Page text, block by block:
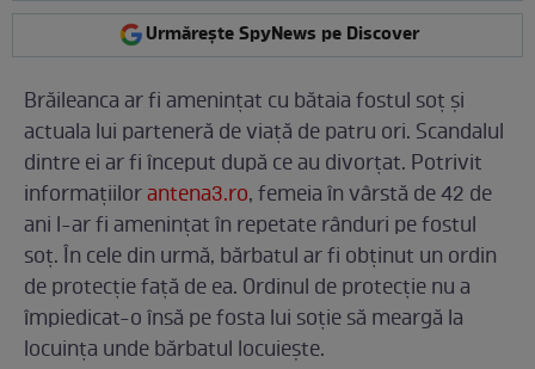
Urmărește SpyNews pe Discover
Brăileanca ar fi amenințat cu bătaia fostul soț și
actuala lui parteneră de viață de patru ori. Scandalul
dintre ei ar fi început după ce au divorțat. Potrivit
informațiilorantena3.ro, femeia în vârstă de 42 de
ani l-ar fi amenințat în repetate rânduri pe fostul
soț. În cele din urmă, bărbatul ar fi obținut un ordin
de protecție față de ea. Ordinul de protecție nu a
împiedicat-o însă pe fosta lui soție să meargă la
locuința unde bărbatul locuiește.